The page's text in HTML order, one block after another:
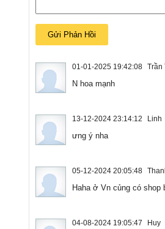
01-01-2025 19:42:08 Trần
N hoa mạnh
13-12-2024 23:14:12 Linh
ưng ý nha
05-12-2024 20:05:48
Haha ở Vn củng có
04-08-2024 19:05:47 Huy